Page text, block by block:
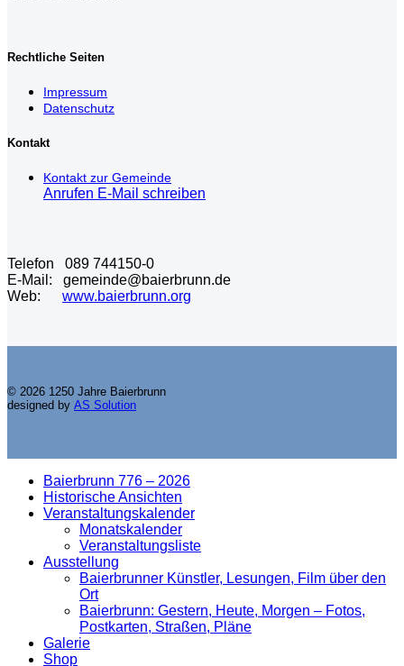
Rechtliche Seiten
Impressum
Datenschutz
Kontakt
Kontakt zur Gemeinde
Anrufen E-Mail schreiben
Telefon 089 744150-0
E-Mail: gemeinde@baierbrunn.de
Web: www.baierbrunn.org
© 2026 1250 Jahre Baierbrunn
designed by AS Solution
Baierbrunn 776 – 2026
Historische Ansichten
Veranstaltungskalender
Monatskalender
Veranstaltungsliste
Ausstellung
Baierbrunner Künstler, Lesungen, Film über den
Ort
Baierbrunn: Gestern, Heute, Morgen – Fotos,
Postkarten, Straßen, Pläne
Galerie
Shop